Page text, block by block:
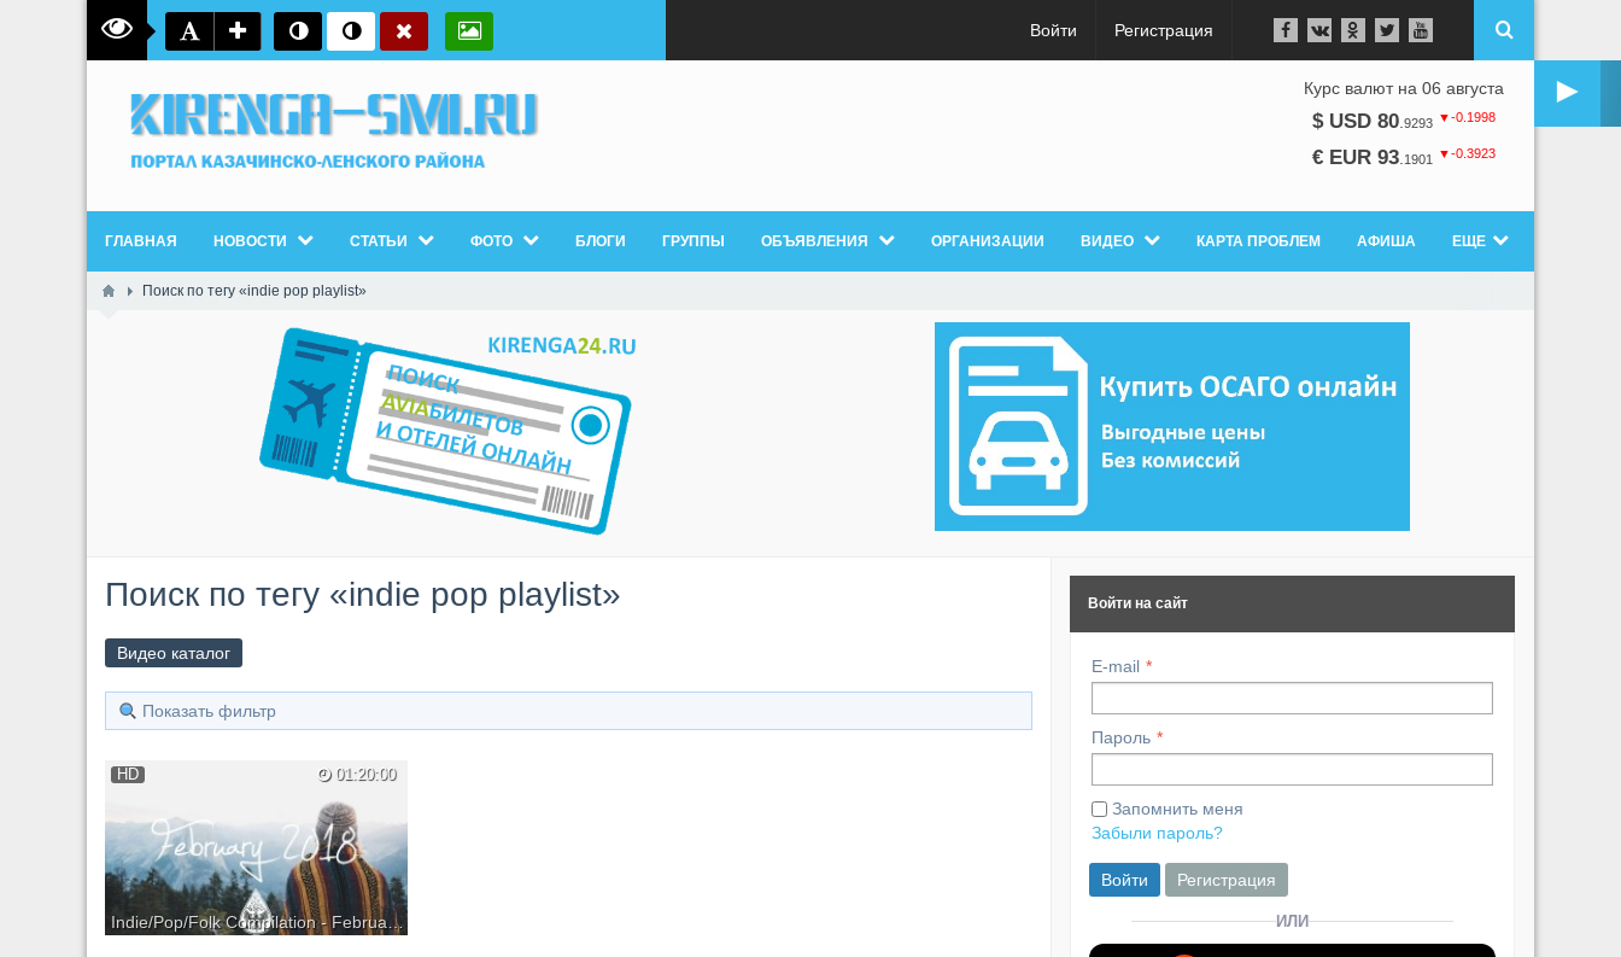
Войти Регистрация
►
Курс валют на 06 августа
$ USD 80 9293 ▼-0.1998
€ EUR 93 1901 ▼-0.3923
ГЛАВНАЯ НОВОСТИ СТАТЬИ ФОТО БЛОГИ ГРУППЫ ОБЪЯВЛЕНИЯ ОРГАНИЗАЦИИ ВИДЕО КАРТА ПРОБЛЕМ АФИША ЕЩЕ
Поиск по тегу «indie pop playlist»
Поиск по тегу «indie pop playlist»
Видео каталог
Показать фильтр
01:20:00
HD
Indie/Pop/Folk Compilation - February 2018 (1½-Hour Playlist) для kirenga-smi.ru
Войти на сайт
E-mail
Пароль
Запомнить меня
Забыли пароль?
Войти Регистрация
ИЛИ